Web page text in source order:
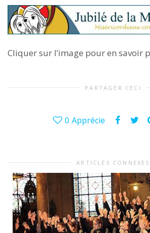
Cliquer sur l’image pour en savoir
PARTAGER CECI
0 Apprécie
ARTICLES CONNEXES